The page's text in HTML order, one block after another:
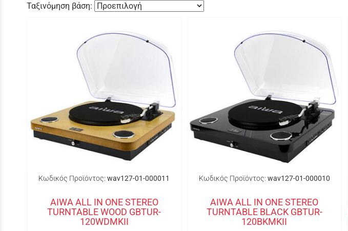
Ταξινόμηση βάση:
Κωδικός Προϊόντος: wav127-01-000011
AIWA ALL IN ONE STEREO
TURNTABLE WOOD GBTUR-
120WDMKII
Κωδικός Προϊόντος: wav127-01-000010
AIWA ALL IN ONE STEREO
TURNTABLE BLACK GBTUR-
120BKMKII